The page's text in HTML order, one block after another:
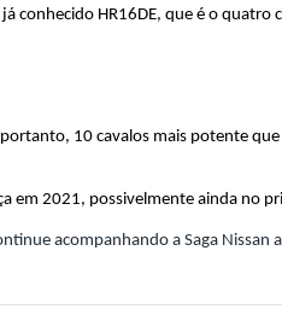
HR16DE, que é o
10 cavalos mais potente que
em 2021, possivelmente ainda no
acompanhando a Saga Nissan